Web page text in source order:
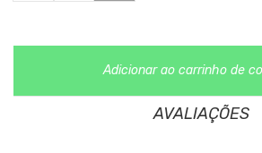
Adicionar ao carrinho de
AVALIAÇÕES